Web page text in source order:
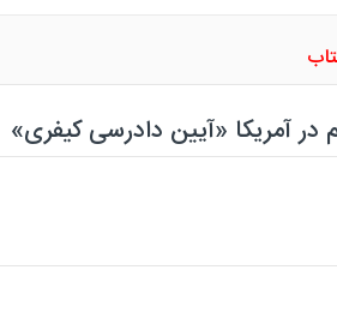
آمریکا «آیین دادرسی کیفری»